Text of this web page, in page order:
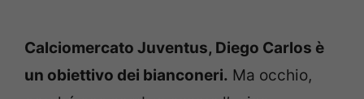
Calciomercato Juventus, Diego Carlos è
un obiettivo dei bianconeri. Ma occhio,